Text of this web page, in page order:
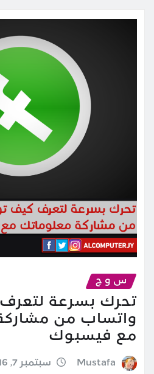
س و ج
تحرك بسرعة
واتساب من
مع فيسبوك
Mustafa سبتمبر 7, 2016